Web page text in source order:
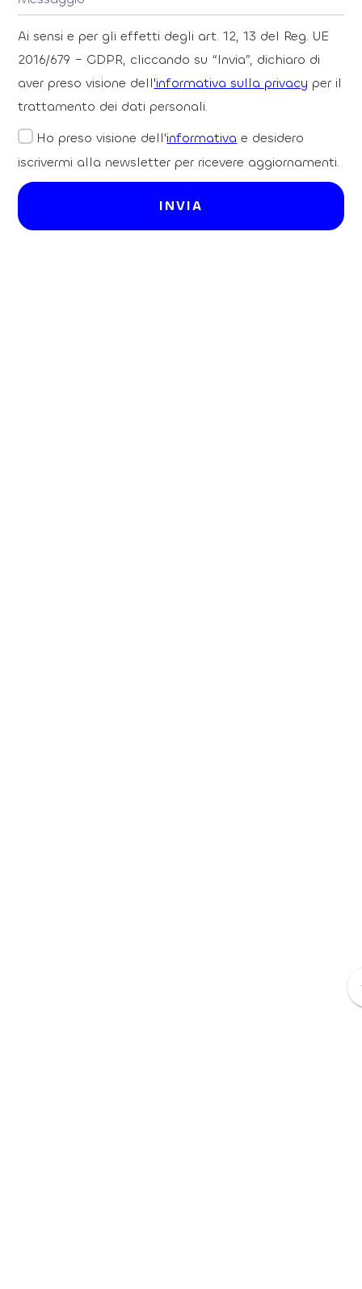
Ai sensi e per gli effetti degli art. 12, 13 del Reg. UE
2016/679 – GDPR, cliccando su “Invia”, dichiaro di
aver preso visione dell'informativa sulla privacy per il
trattamento dei dati personali.
Ho preso visione dell'informativa e desidero
iscrivermi alla newsletter per ricevere aggiornamenti.